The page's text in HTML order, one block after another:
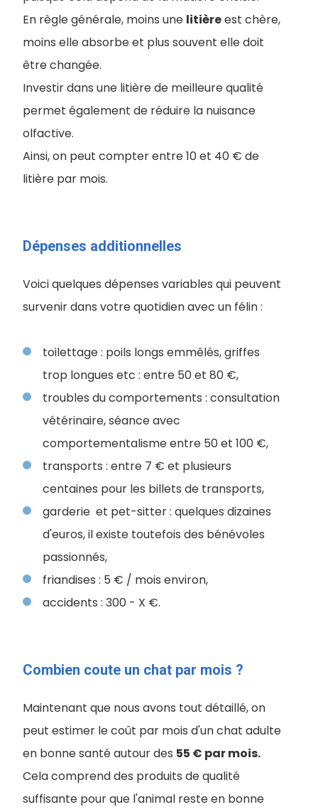
En règle générale, moins une litièreest chère,
moins elle absorbe et plus souvent elle doit
être changée.
Investir dans une litière de meilleure qualité
permet également de réduire la nuisance
olfactive.
Ainsi, on peut compter entre 10 et 40 € de
litière par mois.
Dépenses additionnelles
Voici quelques dépenses variables qui peuvent
survenir dans votre quotidien avec un félin :
toilettage : poils longs emmêlés, griffes
trop longues etc : entre 50 et 80 €,
troubles du comportements : consultation
vétérinaire, séance avec
comportementalisme entre 50 et 100 €,
transports : entre 7 € et plusieurs
centaines pour les billets de transports,
garderie et pet-sitter : quelques dizaines
d'euros, il existe toutefois des bénévoles
passionnés,
friandises : 5 € / mois environ,
accidents : 300 - X €.
Combien coute un chat par mois ?
Maintenant que nous avons tout détaillé, on
peut estimer le coût par mois d'un chat adulte
en bonne santé autour des 55 € par mois.
Cela comprend des produits de qualité
suffisante pour que l'animal reste en bonne